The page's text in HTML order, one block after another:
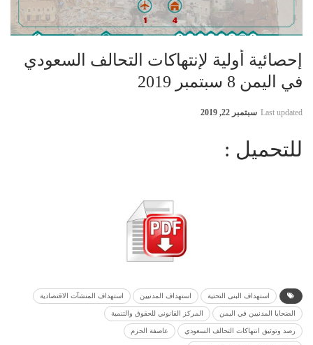
إحصائية أولية لإنتهاكات التحالف السعودي
في اليمن 8 سبتمبر 2019
Last updated سبتمبر 22, 2019
للتحميل :
استهداف البنى التحتية استهداف المدنيين استهداف المنشآت الاقتصادية
الضحايا المدنيين في اليمن المركز القانوني للحقوق والتنمية
رصد وتوثيق انتهاكات التحالف السعودي عاصفة الحزم